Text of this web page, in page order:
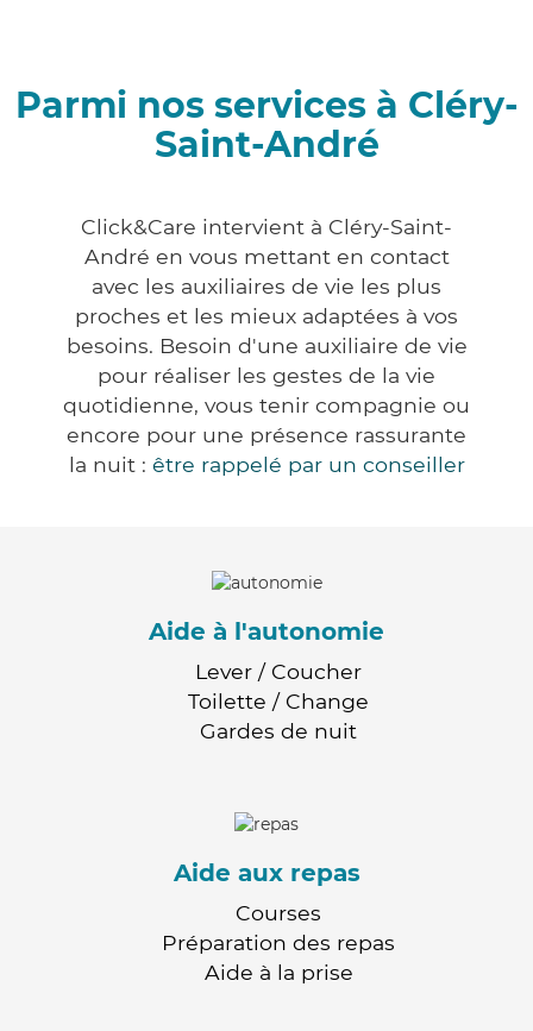
Parmi nos services à Cléry-
Saint-André
Click&Care intervient à Cléry-Saint-
André en vous mettant en contact
avec les auxiliaires de vie les plus
proches et les mieux adaptées à vos
besoins. Besoin d'une auxiliaire de vie
pour réaliser les gestes de la vie
quotidienne, vous tenir compagnie ou
encore pour une présence rassurante
la nuit : être rappelé par un conseiller
Aide à l'autonomie
Lever / Coucher
Toilette / Change
Gardes de nuit
Aide aux repas
Courses
Préparation des repas
Aide à la prise